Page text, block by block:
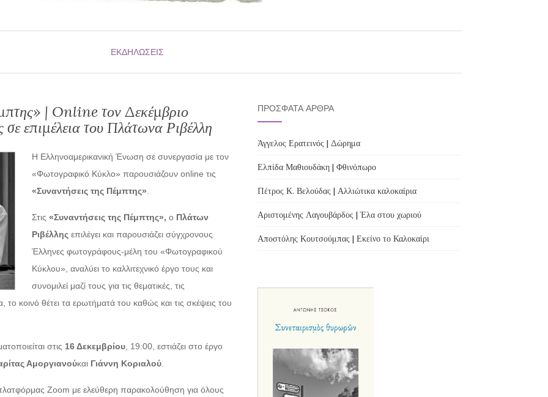
ΕΚΔΗΛΏΣΕΙΣ
| Online τον Δεκέμβριο
επιμέλεια του Πλάτωνα Ριβέλλη
Η Ελληνοαμερικανική Ένωση σε συνεργασία με τον
«Φωτογραφικό Κύκλο» παρουσιάζουν online τις
«Συναντήσεις της Πέμπτης»
Στις «Συναντήσεις της Πέμπτης», ο Πλάτων
Ριβέλλης επιλέγει και παρουσιάζει σύγχρονους
Έλληνες φωτογράφους-μέλη του «Φωτογραφικού
Κύκλου», αναλύει το καλλιτεχνικό έργο τους και
συνομιλεί μαζί τους για τις θεματικές, τις
το κοινό θέτει τα ερωτήματά του καθώς και τις σκέψεις του
στις 16 Δεκεμβρίου , 19:00, εστιάζει στο έργο
Αμοργιανούκαι Γιάννη Κοριαλού
Zoom με ελεύθερη παρακολούθηση για όλους
ΠΡΌΣΦΑΤΑ ΆΡΘΡΑ
Άγγελος Ερατεινός | Δώρημα
Ελπίδα Μαθιουδάκη | Φθινόπωρο
Πέτρος Κ. Βελούδας | Αλλιώτικα καλοκαίρια
Αριστομένης Λαγουβάρδος | Έλα στου χωριού
Αποστόλης Κουτσούμπας | Εκείνο το Καλοκαίρι